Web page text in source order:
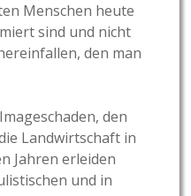
Menschen heute
sind und nicht
den man
den
Landwirtschaft in
Jahren erleiden
und in